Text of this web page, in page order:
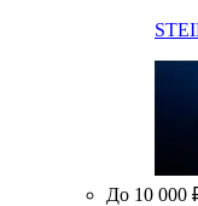
До 10 000